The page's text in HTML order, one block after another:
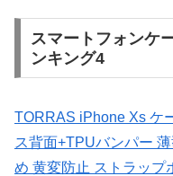
スマートフォンケ
ンキング4
TORRAS iPhone Xs ケ
ス背面+TPUバンパー
め 黄変防止 ストラップ